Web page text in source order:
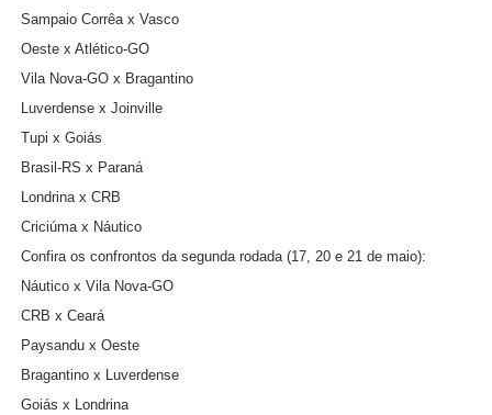
Sampaio Corrêa x Vasco
Oeste x Atlético-GO
Vila Nova-GO x Bragantino
Luverdense x Joinville
Tupi x Goiás
Brasil-RS x Paraná
Londrina x CRB
Criciúma x Náutico
Confira os confrontos da segunda rodada (17, 20 e 21 de maio):
Náutico x Vila Nova-GO
CRB x Ceará
Paysandu x Oeste
Bragantino x Luverdense
Goiás x Londrina